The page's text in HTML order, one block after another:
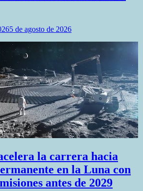
5 de agosto de 2026
la carrera hacia
en la Luna con
antes de 2029